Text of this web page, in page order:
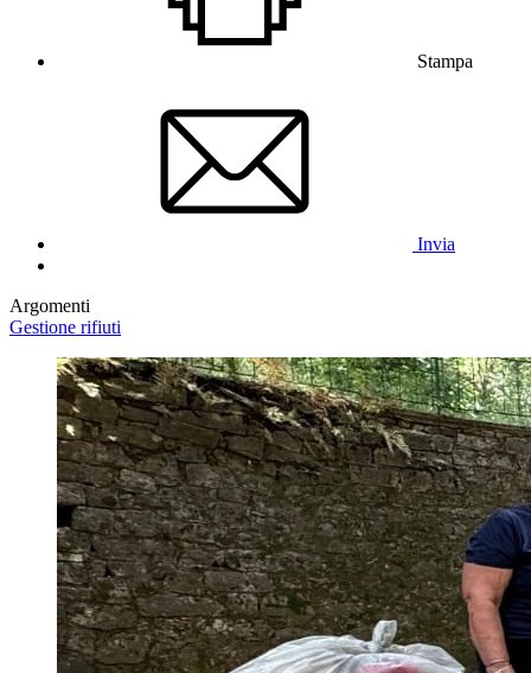
Stampa
Invia
Argomenti
Gestione rifiuti